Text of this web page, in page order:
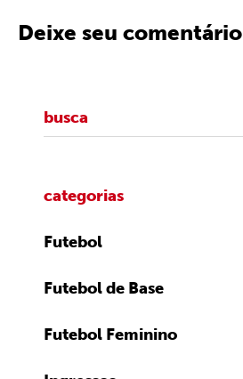
Deixe seu comentário
categorias
Futebol
Futebol de Base
Futebol Feminino